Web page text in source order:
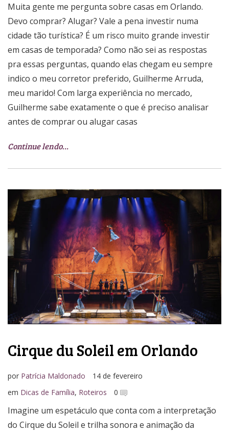
Muita gente me pergunta sobre casas em Orlando.
Devo comprar? Alugar? Vale a pena investir numa
cidade tão turística? É um risco muito grande investir
em casas de temporada? Como não sei as respostas
pra essas perguntas, quando elas chegam eu sempre
indico o meu corretor preferido, Guilherme Arruda,
meu marido! Com larga experiência no mercado,
Guilherme sabe exatamente o que é preciso analisar
antes de comprar ou alugar casas
Continue lendo…
Cirque du Soleil em Orlando
por Patrícia Maldonado
14 de fevereiro
em Dicas de Família, Roteiros 0
Imagine um espetáculo que conta com a interpretação
do Cirque du Soleil e trilha sonora e animação da